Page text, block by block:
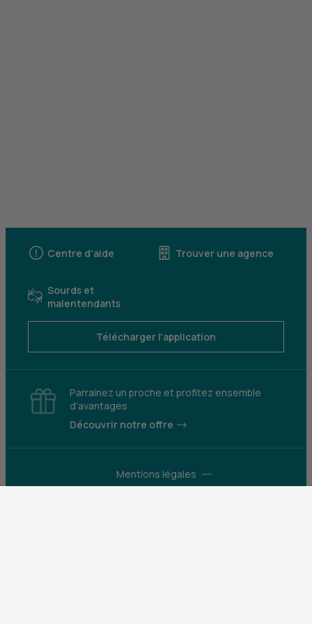
Centre d'aide Trouver une agence
Sourds et
malentendants
Télécharger l'application
Parrainez un proche et profitez ensemble
d’avantages
Découvrir notre offre
Mentions légales